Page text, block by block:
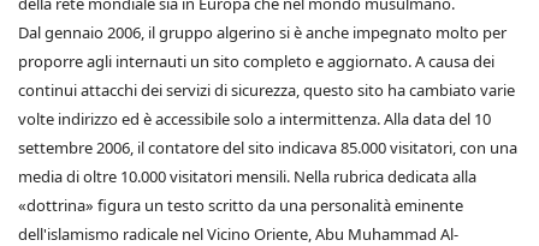
Dal gennaio 2006, il gruppo algerino si è anche impegnato molto per
proporre agli internauti un sito completo e aggiornato. A causa dei
continui attacchi dei servizi di sicurezza, questo sito ha cambiato varie
volte indirizzo ed è accessibile solo a intermittenza. Alla data del 10
settembre 2006, il contatore del sito indicava 85.000 visitatori, con una
media di oltre 10.000 visitatori mensili. Nella rubrica dedicata alla
«dottrina» figura un testo scritto da una personalità eminente
dell'islamismo radicale nel Vicino Oriente, Abu Muhammad Al-